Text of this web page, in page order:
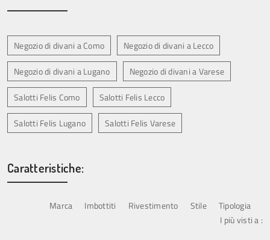
Negozio di divani a Como Negozio di divani a Lecco
Negozio di divani a Lugano Negozio di divani a Varese
Salotti Felis Como Salotti Felis Lecco
Salotti Felis Lugano Salotti Felis Varese
Caratteristiche:
Marca Imbottiti Rivestimento Stile
Tipologia
I più visti a :